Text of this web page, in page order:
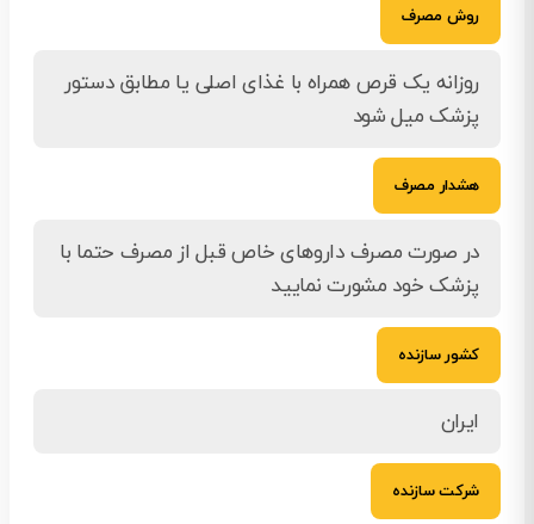
روش مصرف
روزانه یک قرص همراه با غذای اصلی یا مطابق دستور
پزشک میل شود
هشدار مصرف
در صورت مصرف داروهای خاص قبل از مصرف حتما با
پزشک خود مشورت نمایید
کشور سازنده
ایران
شرکت سازنده